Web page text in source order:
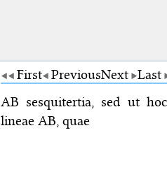
First PreviousNext Last
AB sesquitertia, sed ut
lineae AB, quae